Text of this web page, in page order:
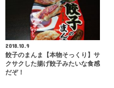
2018.10.9
餃子のまんま【本物そっくり】サ
クサクした揚げ餃子みたいな食感
だぞ！